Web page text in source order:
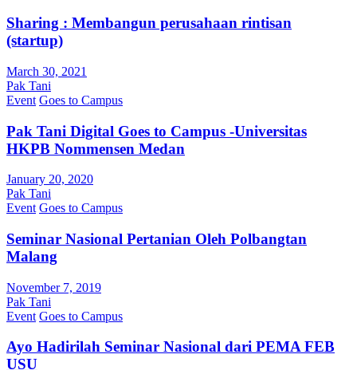
Sharing : Membangun perusahaan rintisan
(startup)
March 30, 2021
Pak Tani
Event Goes to Campus
Pak Tani Digital Goes to Campus -Universitas
HKPB Nommensen Medan
January 20, 2020
Pak Tani
Event Goes to Campus
Seminar Nasional Pertanian Oleh Polbangtan
Malang
November 7, 2019
Pak Tani
Event Goes to Campus
Ayo Hadirilah Seminar Nasional dari PEMA FEB
USU